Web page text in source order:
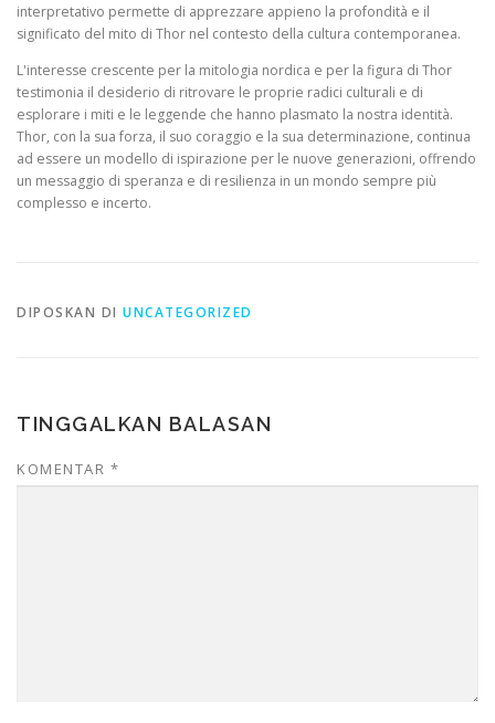
interpretativo permette di apprezzare appieno la profondità e il
significato del mito di Thor nel contesto della cultura contemporanea.
L'interesse crescente per la mitologia nordica e per la figura di Thor
testimonia il desiderio di ritrovare le proprie radici culturali e di
esplorare i miti e le leggende che hanno plasmato la nostra identità.
Thor, con la sua forza, il suo coraggio e la sua determinazione, continua
ad essere un modello di ispirazione per le nuove generazioni, offrendo
un messaggio di speranza e di resilienza in un mondo sempre più
complesso e incerto.
DIPOSKAN DI UNCATEGORIZED
TINGGALKAN BALASAN
KOMENTAR *